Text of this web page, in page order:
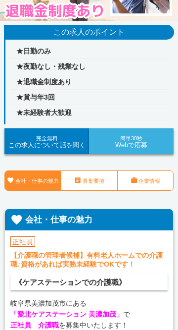
この求人のポイント
★日勤のみ
★夜勤なし・残業なし
★退職金制度あり
★賞与年3回
★未経験者大歓迎
完全無料
この求人について話を聞く
簡単30秒
Webで応募
 会社・仕事の魅力  募集要項 企業情報
 会社・仕事の魅力
正社員
【介護職の管理者候補】有料老人ホームでの介護
職♪資格があれば実務未経験でOKです！
《ケアステーションでの介護職》
岐阜県美濃加茂市にある
「愛北ケアステーション 美濃加茂」 で
正社員 介護職を募集中いたします！